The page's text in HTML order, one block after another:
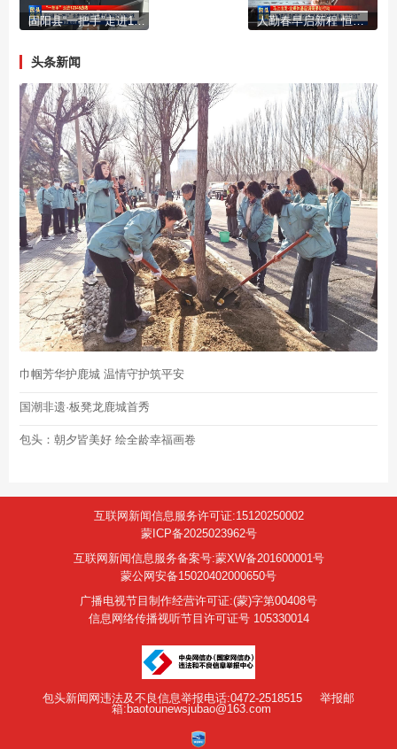
固阳县“一把手”走进12345热线 零距离倾听民声解民忧 人勤春早启新程 恒久钢构全力冲刺首季“开门红”
头条新闻
巾帼芳华护鹿城 温情守护筑平安
国潮非遗·板凳龙鹿城首秀
包头：朝夕皆美好 绘全龄幸福画卷
互联网新闻信息服务许可证:15120250002
蒙ICP备2025023962号
互联网新闻信息服务备案号:蒙XW备201600001号
蒙公网安备15020402000650号
广播电视节目制作经营许可证:(蒙)字第00408号
信息网络传播视听节目许可证号 105330014
包头新闻网违法及不良信息举报电话:0472-2518515
举报邮
箱:baotounewsjubao@163.com